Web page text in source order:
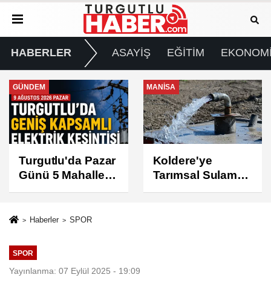
HABERLER ASAYİŞ EĞİTİM
MANİSA
Koldere'ye
Tarımsal Sulama
Desteği
GÜNDEM
Manisa'da 1.200
Kınalı Keklik
Doğaya Salındı
Haberler SPOR
SPOR
Yayınlanma: 07 Eylül 2025 - 19:09